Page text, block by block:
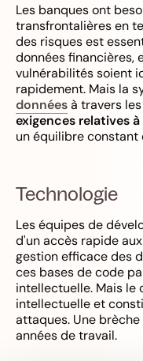
Les banques ont
transfrontalières en
des risques est
données financières,
vulnérabilités soient
rapidement. Mais la
donnéesà travers
exigences relatives
un équilibre constant
Technologie
Les équipes de
d'un accès rapide
gestion efficace des
ces bases de code
intellectuelle. Mais le
intellectuelle et
attaques. Une
années de travail.